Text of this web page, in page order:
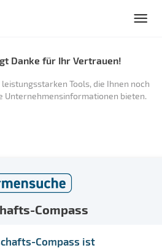
Danke für Ihr Vertrauen!
Tools, die Ihnen noch
Unternehmensinformationen bieten.
Compass
Compass ist